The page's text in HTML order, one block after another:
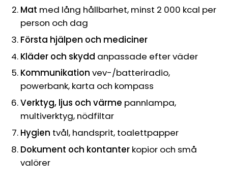
Mat med lång hållbarhet, minst 2 000 kcal per
person och dag
Första hjälpen och mediciner
Kläder och skydd anpassade efter väder
Kommunikation vev-/batteriradio,
powerbank, karta och kompass
Verktyg, ljus och värme pannlampa,
multiverktyg, nödfiltar
Hygien tvål, handsprit, toalettpapper
Dokument och kontanter kopior och små
valörer